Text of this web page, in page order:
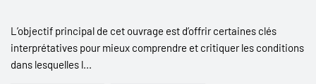
L’objectif principal de cet ouvrage est d’offrir certaines clés
interprétatives pour mieux comprendre et critiquer les conditions
dans lesquelles l...